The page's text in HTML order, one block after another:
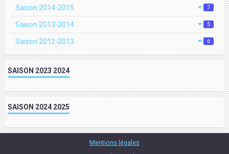
Saison 2014-2015 7
Saison 2013-2014 5
Saison 2012-2013 6
SAISON 2023 2024
SAISON 2024 2025
Mentions légales